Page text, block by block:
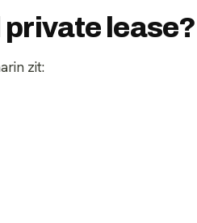
lease?
zit: